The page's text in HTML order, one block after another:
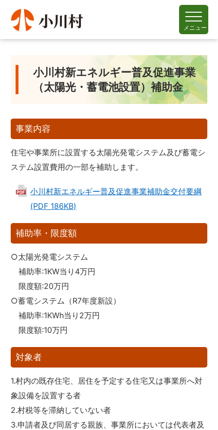
メニュー
小川村新エネルギー普及促進事業
（太陽光・蓄電池設置）補助金
事業内容
住宅や事業所に設置する太陽光発電システム及び蓄電シ
ステム設置費用の一部を補助します。
小川村新エネルギー普及促進事業補助金交付要綱
(PDF 186KB)
補助率・限度額
○太陽光発電システム
補助率:1KW当り4万円
限度額:20万円
○蓄電システム（R7年度新設）
補助率:1KWh当り2万円
限度額:10万円
対象者
1.村内の既存住宅、居住を予定する住宅又は事業所へ対
象設備を設置する者
2.村税等を滞納していない者
3.申請者及び同居する親族、事業所においては代表者及